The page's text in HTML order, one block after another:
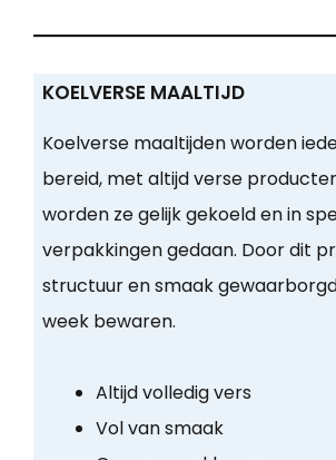
KOELVERSE MAALTIJD
Koelverse maaltijden worden
bereid, met altijd verse
worden ze gelijk gekoeld en in
verpakkingen gedaan. Door dit
structuur en smaak
week bewaren.
Altijd volledig vers
Vol van smaak